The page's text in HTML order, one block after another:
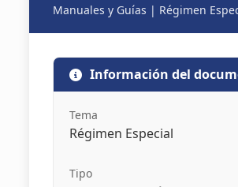
Manuales y Guías | Régimen
Información del
Tema
Régimen Especial
Tipo